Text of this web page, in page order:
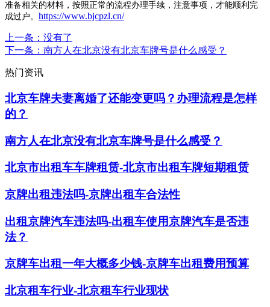
准备相关的材料，按照正常的流程办理手续，注意事项，才能顺利完
成过户。 https://www.bjcpzl.cn/
上一条 ：没有了
下一条 ：南方人在北京没有北京车牌号是什么感受？
热门资讯
北京车牌夫妻离婚了还能变更吗？办理流程是怎样
的？
南方人在北京没有北京车牌号是什么感受？
北京市出租车车牌租赁-北京市出租车牌短期租赁
京牌出租违法吗-京牌出租车合法性
出租京牌汽车违法吗-出租车使用京牌汽车是否违
法？
京牌车出租一年大概多少钱-京牌车出租费用预算
北京租车行业-北京租车行业现状